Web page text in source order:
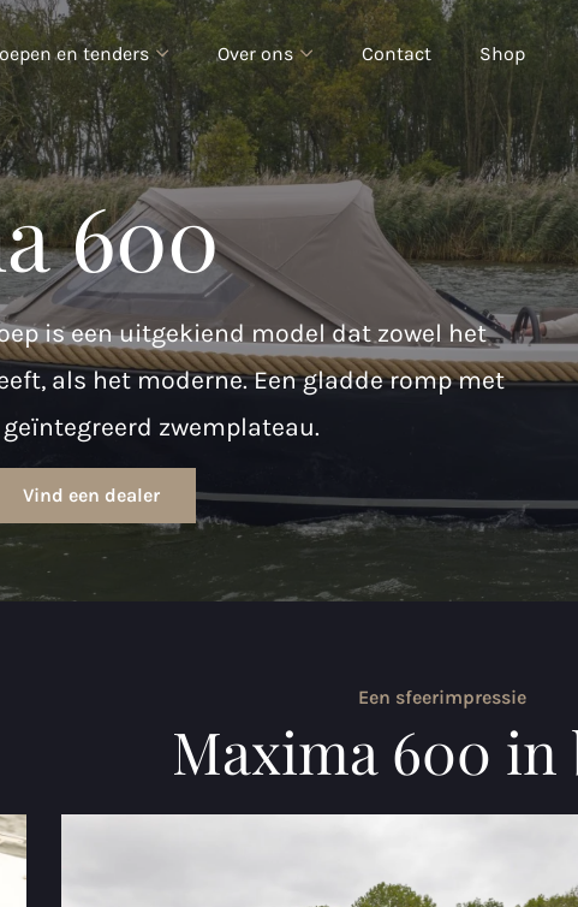
en tenders Over ons Contact Shop
600
is een uitgekiend model dat zowel het
als het moderne. Een gladde romp met
zwemplateau.
Vind een dealer
Een sfeerimpressie
Maxima 600 in